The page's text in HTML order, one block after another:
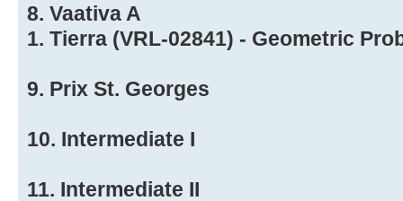
8. Vaativa A
1. Tierra (VRL-02841) - Geometric
9. Prix St. Georges
10. Intermediate I
11. Intermediate II